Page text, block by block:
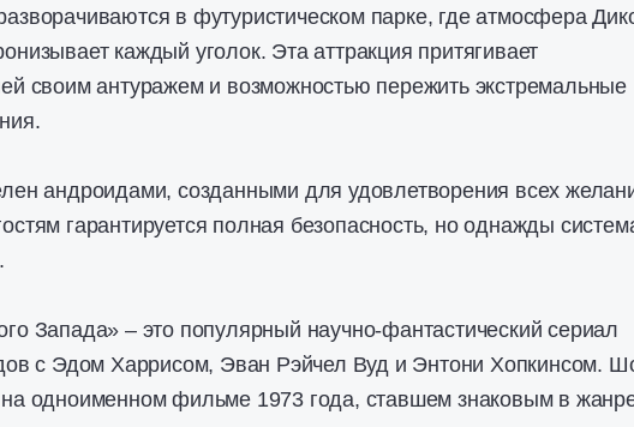
в футуристическом парке, где атмосфера
каждый уголок. Эта аттракция притягивает
своим антуражем и возможностью пережить экстремальные
андроидами, созданными для удовлетворения всех
гарантируется полная безопасность, но однажды
Запада» – это популярный научно-фантастический сериал
с Эдом Харрисом, Эван Рэйчел Вуд и Энтони Хопкинсом.
одноименном фильме 1973 года, ставшем знаковым в